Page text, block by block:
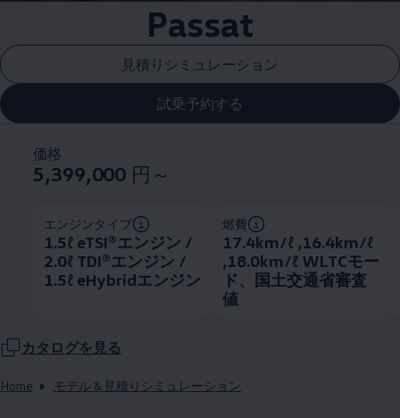
Passat
見積りシミュレーション
試乗予約する
価格
5,399,000 円～
エンジンタイプ
1.5ℓ eTSI®エンジン /
2.0ℓ TDI®エンジン /
1.5ℓ eHybridエンジン
燃費
17.4km/ℓ ,16.4km/ℓ
,18.0km/ℓ WLTCモー
ド、国土交通省審査
値
カタログを見る
Home モデル＆見積りシミュレーション